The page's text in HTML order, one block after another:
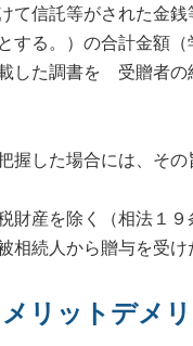
信託等がされた金銭
する。）の合計金額
した調書を 受贈者の
した場合には、その
産を除く（相法１
相続人から贈与を受
リットデメリ